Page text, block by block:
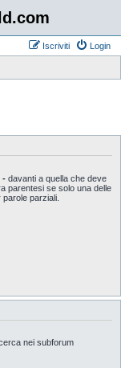
Login
Iscriviti
- davanti a quella che deve
parentesi se solo una delle
parziali.
nei subforum